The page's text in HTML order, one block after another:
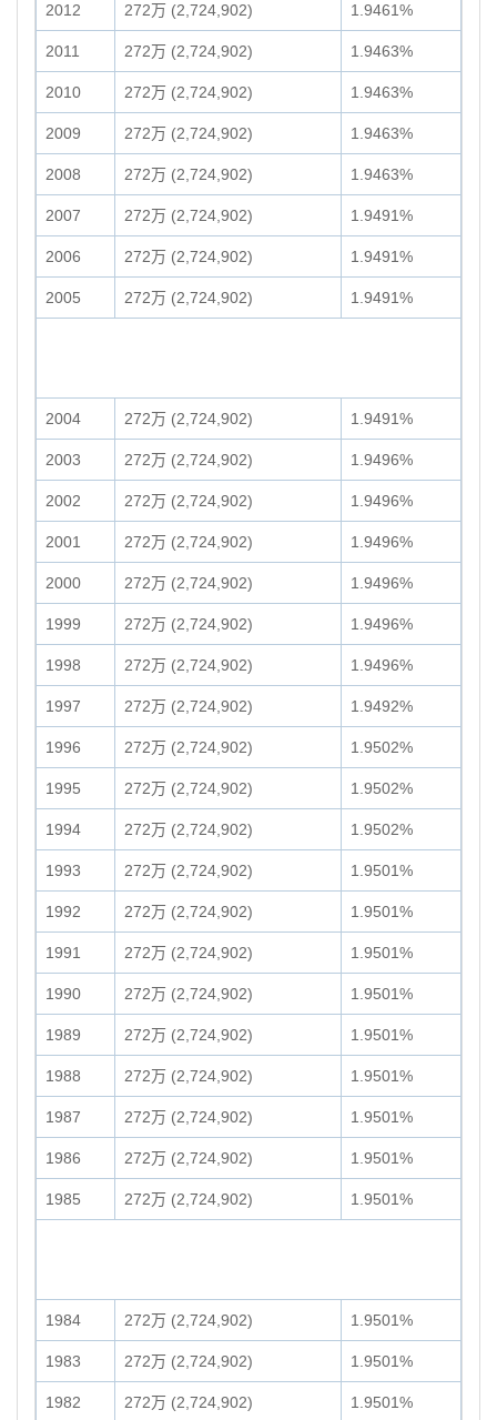
2012 272万 (2,724,902) 1.9461%
2011 272万 (2,724,902) 1.9463%
2010 272万 (2,724,902) 1.9463%
2009 272万 (2,724,902) 1.9463%
2008 272万 (2,724,902) 1.9463%
2007 272万 (2,724,902) 1.9491%
2006 272万 (2,724,902) 1.9491%
2005 272万 (2,724,902) 1.9491%
2004 272万 (2,724,902) 1.9491%
2003 272万 (2,724,902) 1.9496%
2002 272万 (2,724,902) 1.9496%
2001 272万 (2,724,902) 1.9496%
2000 272万 (2,724,902) 1.9496%
1999 272万 (2,724,902) 1.9496%
1998 272万 (2,724,902) 1.9496%
1997 272万 (2,724,902) 1.9492%
1996 272万 (2,724,902) 1.9502%
1995 272万 (2,724,902) 1.9502%
1994 272万 (2,724,902) 1.9502%
1993 272万 (2,724,902) 1.9501%
1992 272万 (2,724,902) 1.9501%
1991 272万 (2,724,902) 1.9501%
1990 272万 (2,724,902) 1.9501%
1989 272万 (2,724,902) 1.9501%
1988 272万 (2,724,902) 1.9501%
1987 272万 (2,724,902) 1.9501%
1986 272万 (2,724,902) 1.9501%
1985 272万 (2,724,902) 1.9501%
1984 272万 (2,724,902) 1.9501%
1983 272万 (2,724,902) 1.9501%
1982 272万 (2,724,902) 1.9501%